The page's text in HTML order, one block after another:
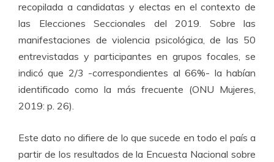
recopilada a candidatas y electas en el contexto de
las Elecciones Seccionales del 2019. Sobre las
manifestaciones de violencia psicológica, de las 50
entrevistadas y participantes en grupos focales, se
indicó que 2/3 -correspondientes al 66%- la habían
identificado como la más frecuente (ONU Mujeres,
2019: p. 26).
Este dato no difiere de lo que sucede en todo el país a
partir de los resultados de la Encuesta Nacional sobre